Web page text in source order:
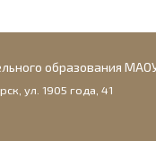
образования
ул. 1905 года, 41